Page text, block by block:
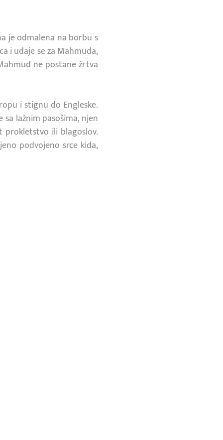
je odmalena na borbu s
i udaje se za Mahmuda,
ne postane žrtva
i stignu do Engleske.
lažnim pasošima, njen
prokletstvo ili blagoslov.
podvojeno srce kida,